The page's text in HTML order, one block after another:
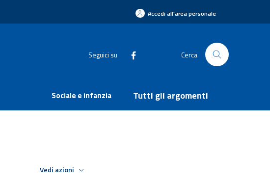
Accedi all'area personale
Seguici su Cerca
Sociale e infanzia Tutti gli argomenti
Vedi azioni